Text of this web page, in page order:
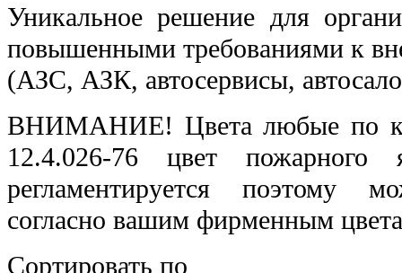
Уникальное решение для
повышенными требованиями к
(АЗС, АЗК, автосервисы,
ВНИМАНИЕ! Цвета любые по
12.4.026-76 цвет
регламентируется поэтому
согласно вашим фирменным
Сортировать по